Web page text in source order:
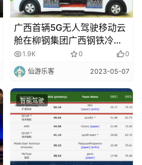
广西首辆5G无人驾驶移动云
舱在柳钢集团广西钢铁冷轧
厂启用
1.9K 0 0
仙游乐客 2023-05-07
智能驾驶